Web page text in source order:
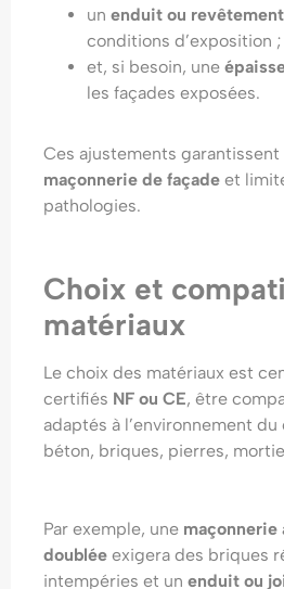
un enduit ou revêtement
conditions d’exposition ;
et, si besoin, une
les façades exposées.
Ces ajustements
maçonnerie de façade et
pathologies.
Choix et
matériaux
Le choix des matériaux est
certifiés NF ou CE, être
adaptés à l’environnement
béton, briques, pierres,
Par exemple, une maçonnerie
doublée exigera des briques
intempéries et un enduit ou